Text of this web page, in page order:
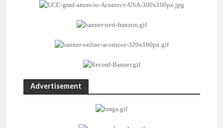
Advertisement